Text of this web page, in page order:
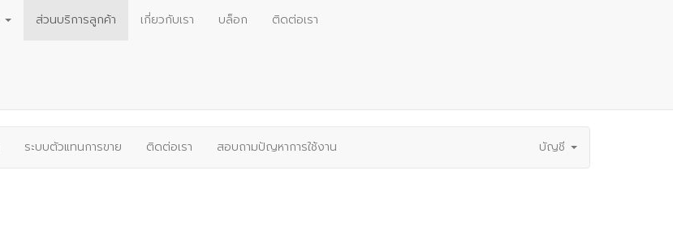
ส่วนบริการลูกค้า เกี่ยวกับเรา บล็อก ติดต่อเรา
ระบบตัวแทนการขาย ติดต่อเรา สอบถามปัญหาการใช้งาน บัญชี